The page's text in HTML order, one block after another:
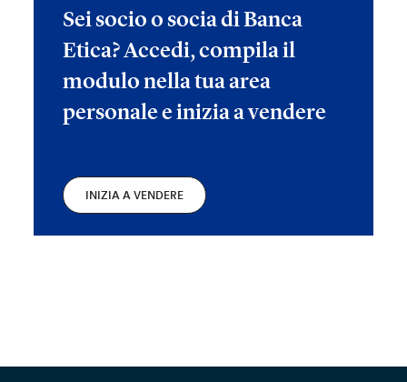
Sei socio o socia di Banca
Etica? Accedi, compila il
modulo nella tua area
personale e inizia a vendere
INIZIA A VENDERE